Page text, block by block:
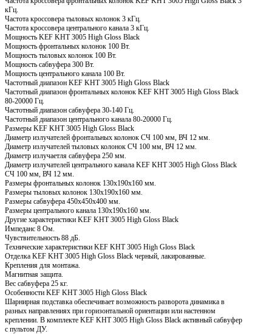
кГц.
Частота кроссовера тыловых колонок 3 кГц.
Частота кроссовера центрального канала 3 кГц.
Мощность KEF KHT 3005 High Gloss Black
Мощность фронтальных колонок 100 Вт.
Мощность тыловых колонок 100 Вт.
Мощность сабвуфера 300 Вт.
Мощность центрального канала 100 Вт.
Частотный диапазон KEF KHT 3005 High Gloss Black
Частотный диапазон фронтальных колонок KEF KHT 3005 High Gloss Black
80-20000 Гц.
Частотный диапазон сабвуфера 30-140 Гц.
Частотный диапазон центрального канала 80-20000 Гц.
Размеры KEF KHT 3005 High Gloss Black
Диаметр излучателей фронтальных колонок СЧ 100 мм, ВЧ 12 мм.
Диаметр излучателей тыловых колонок СЧ 100 мм, ВЧ 12 мм.
Диаметр излучаетля сабвуфера 250 мм.
Диаметр излучателей центрального канала KEF KHT 3005 High Gloss Black
СЧ 100 мм, ВЧ 12 мм.
Размеры фронтальных колонок 130х190х160 мм.
Размеры тыловых колонок 130х190х160 мм.
Размеры сабвуфера 450х450х400 мм.
Размеры центрального канала 130х190х160 мм.
Другие характеристики KEF KHT 3005 High Gloss Black
Импеданс 8 Ом.
Чувствительность 88 дБ.
Технические характеристики KEF KHT 3005 High Gloss Black
Отделка KEF KHT 3005 High Gloss Black черный, лакированные.
Крепления для монтажа.
Магнитная защита.
Вес сабвуфера 25 кг.
Особенности KEF KHT 3005 High Gloss Black
Шарнирная подставка обеспечивает возможность разворота динамика в
разных направлениях при горизонтальной ориентации или настенном
креплении. В комплекте KEF KHT 3005 High Gloss Black активный сабвуфер
с пультом ДУ.